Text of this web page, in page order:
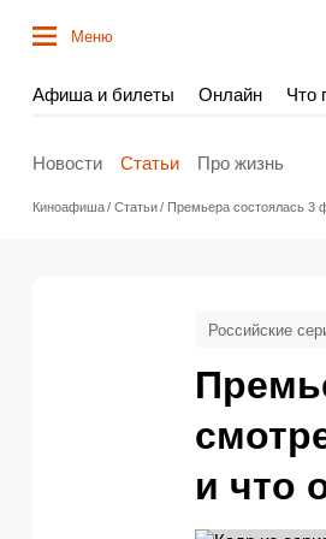
Меню
Афиша и билеты Онлайн Что
Новости Статьи Про жизнь
Киноафиша Статьи Премьера состоялась 3
и что
Российские